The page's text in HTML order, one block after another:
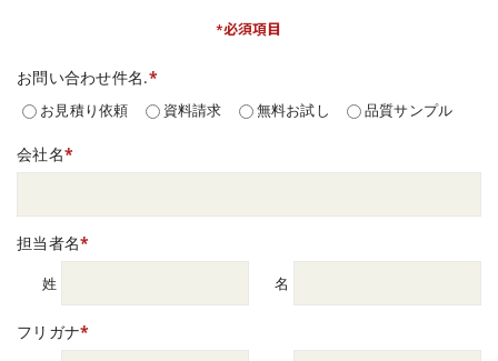
*必須項目
お問い合わせ件名.*
お見積り依頼 資料請求 無料お試し 品質サンプル
会社名*
担当者名*
姓 名
フリガナ*